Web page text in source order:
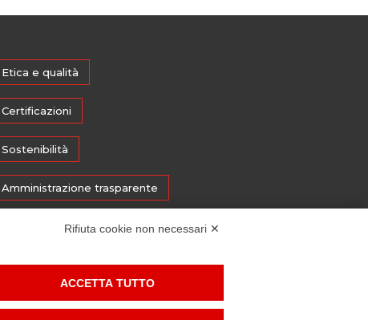
Etica e qualità
Certificazioni
Sostenibilità
Amministrazione trasparente
Whistleblowing
Rifiuta cookie non necessari ✕
ACCETTA TUTTO